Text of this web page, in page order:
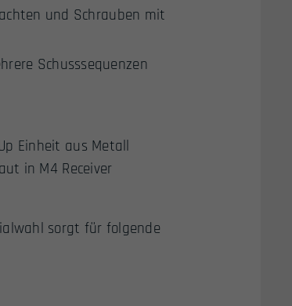
und Schrauben mit
Schusssequenzen
sorgt für folgende